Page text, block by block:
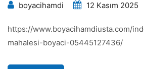
boyacihamdi 12 Kasım 2025
https://www.boyacihamdiusta.com/
mahalesi-boyaci-05445127436/